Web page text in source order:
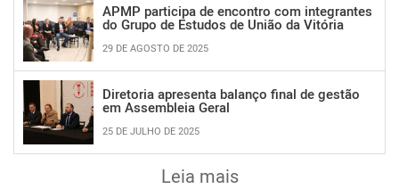
APMP participa de encontro com integrantes
do Grupo de Estudos de União da Vitória
29 DE AGOSTO DE 2025
Diretoria apresenta balanço final de gestão
em Assembleia Geral
25 DE JULHO DE 2025
Leia mais